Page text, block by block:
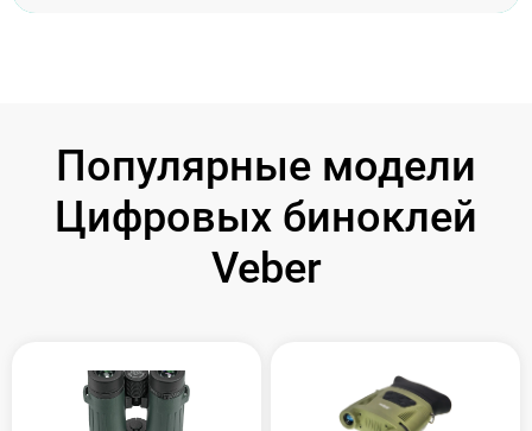
Популярные модели
Цифровых биноклей
Veber